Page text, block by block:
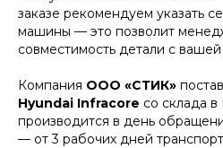
заказе рекомендуем указать
машины — это позволит
совместимость детали с
Компания ООО «СТИК»
Hyundai Infracore со склада
производится в день
— от 3 рабочих дней